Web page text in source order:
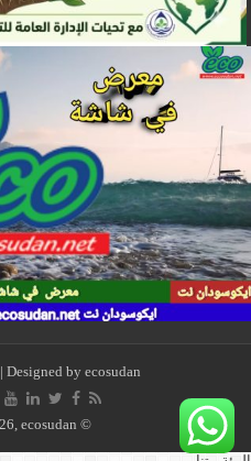
| Designed by ecosudan
© Copyright 2026, ecosudan